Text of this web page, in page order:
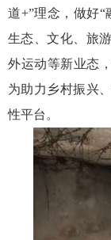
道+”理念，做好
生态、文化、旅
外运动等新业态
为助力乡村振兴
性平台。